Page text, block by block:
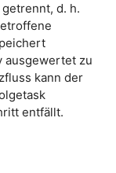
d. h.
ausgewertet zu
kann der
entfällt.